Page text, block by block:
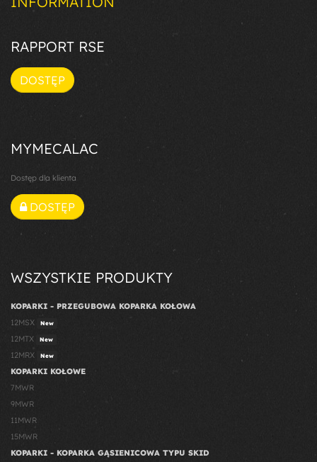
RAPPORT RSE
DOSTĘP
MYMECALAC
Dostęp dla klienta
DOSTĘP
WSZYSTKIE PRODUKTY
KOPARKI - PRZEGUBOWA KOPARKA KOŁOWA
12MSX
New
12MTX New
12MRX New
KOPARKI KOŁOWE
7MWR
9MWR
11MWR
15MWR
KOPARKI - KOPARKA GĄSIENICOWA TYPU SKID